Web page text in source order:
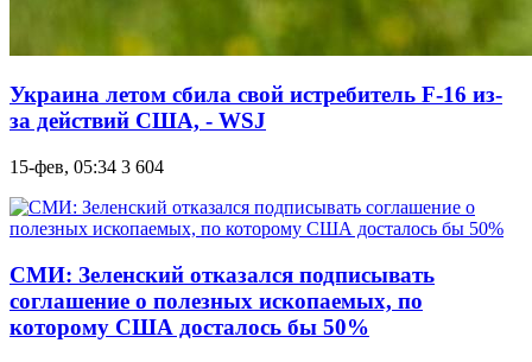
Украина летом сбила свой истребитель F-16 из-
за действий США, - WSJ
15-фев, 05:34 3 604
СМИ: Зеленский отказался подписывать
соглашение о полезных ископаемых, по
которому США досталось бы 50%